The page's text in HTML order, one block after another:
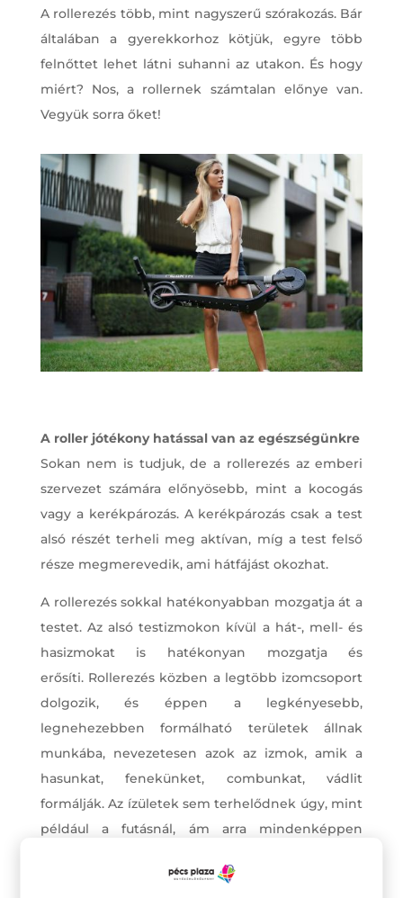
A rollerezés több, mint nagyszerű szórakozás. Bár
általában a gyerekkorhoz kötjük, egyre több
felnőttet lehet látni suhanni az utakon. És hogy
miért? Nos, a rollernek számtalan előnye van.
Vegyük sorra őket!
A roller jótékony hatással van az egészségünkre
Sokan nem is tudjuk, de a rollerezés az emberi
szervezet számára előnyösebb, mint a kocogás
vagy a kerékpározás. A kerékpározás csak a test
alsó részét terheli meg aktívan, míg a test felső
része megmerevedik, ami hátfájást okozhat.
A rollerezés sokkal hatékonyabban mozgatja át a
testet. Az alsó testizmokon kívül a hát-, mell- és
hasizmokat is hatékonyan mozgatja és
erősíti. Rollerezés közben a legtöbb izomcsoport
dolgozik, és éppen a legkényesebb,
legnehezebben formálható területek állnak
munkába, nevezetesen azok az izmok, amik a
hasunkat, fenekünket, combunkat, vádlit
formálják. Az ízületek sem terhelődnek úgy, mint
például a futásnál, ám arra mindenképpen
hogy egyformán terhelődjenek az izmok.